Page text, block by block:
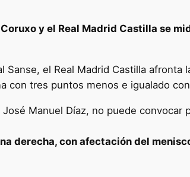
y el Real Madrid Castilla se
el Real Madrid Castilla afronta
con tres puntos menos e igualado
Manuel Díaz, no puede convocar
derecha, con afectación del